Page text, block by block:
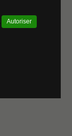
Autoriser